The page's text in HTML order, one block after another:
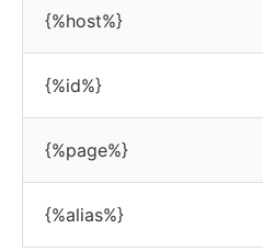
{%host%}
{%id%}
{%page%}
{%alias%}